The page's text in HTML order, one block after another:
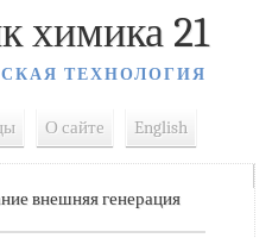
химика 21
ТЕХНОЛОГИЯ
О сайте English
внешняя генерация